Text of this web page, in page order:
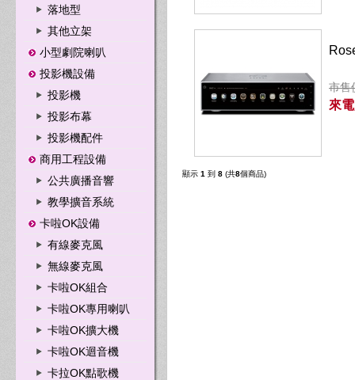
落地型
其他立架
小型劇院喇叭
投影機設備
投影機
投影布幕
投影機配件
商用工程設備
公共廣播音響
教學擴音系統
卡啦OK設備
有線麥克風
無線麥克風
卡啦OK組合
卡啦OK專用喇叭
卡啦OK擴大機
卡啦OK迴音機
卡拉OK點歌機
市售
來
顯示 1 到 8 (共8個商品)